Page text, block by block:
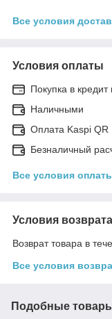
Все условия
Условия оплаты
Покупка в кредит
Наличными
Оплата Kaspi QR
Безналичный
Все условия
Условия возврата
Возврат товара в
Все условия
Подобные